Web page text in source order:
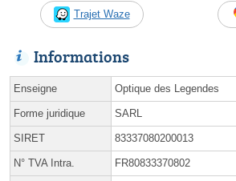
Trajet Waze
Informations
Enseigne Optique des Legendes
Forme juridique SARL
SIRET 83337080200013
N° TVA Intra. FR80833370802